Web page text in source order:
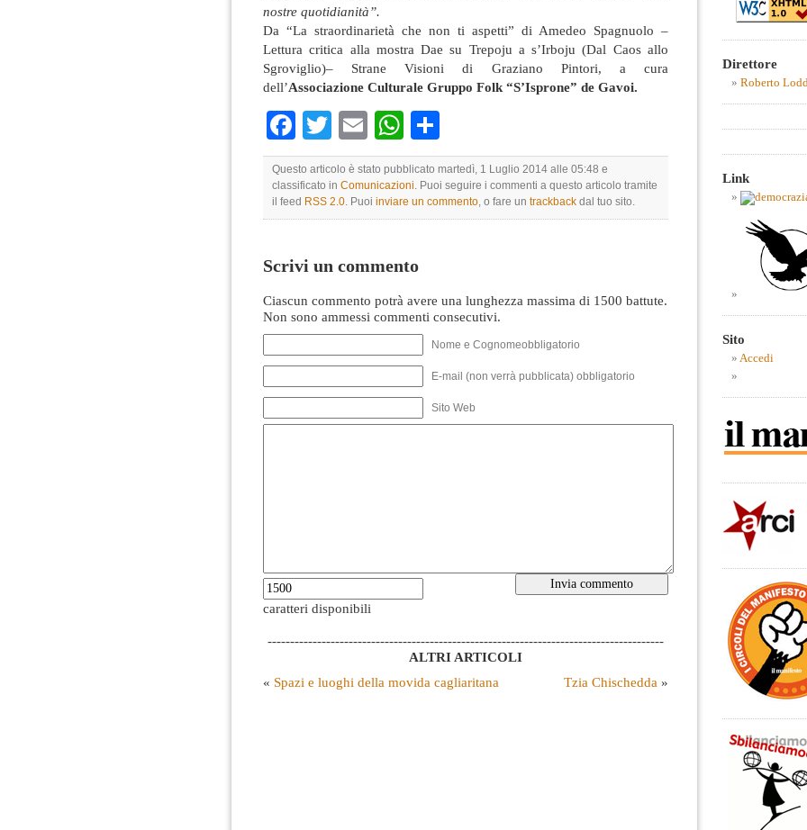
nostre quotidianità”.
Da “La straordinarietà che non ti aspetti” di Amedeo Spagnuolo –
Lettura critica alla mostra Dae su Trepoju a s’Irboju (Dal Caos allo
Sgroviglio)– Strane Visioni di Graziano Pintori, a cura
dell’Associazione Culturale Gruppo Folk “S’Isprone” de Gavoi.
Facebook
TwitterEmailWhatsApp
Questo articolo è stato pubblicato martedì, 1 Luglio 2014 alle 05:48 e
classificato in Comunicazioni. Puoi seguire i commenti a questo articolo tramite
il feed RSS 2.0. Puoi inviare un commento, o fare un trackback dal tuo sito.
Scrivi un commento
Ciascun commento potrà avere una lunghezza massima di 1500 battute.
Non sono ammessi commenti consecutivi.
Nome e Cognomeobbligatorio
E-mail (non verrà pubblicata) obbligatorio
Sito Web
caratteri disponibili
----------------------------------------------------------------------------------------
ALTRI ARTICOLI
« Spazi e luoghi della movida cagliaritana Tzia Chischedda »
Direttore
Roberto
Link
Sito
Accedi